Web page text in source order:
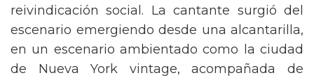
reivindicación social. La cantante surgió del
escenario emergiendo desde una alcantarilla,
en un escenario ambientado como la ciudad
de Nueva York vintage, acompañada de